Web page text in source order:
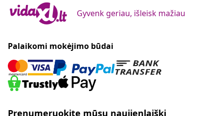
Gyvenk geriau, išleisk mažiau
Palaikomi mokėjimo būdai
Prenumeruokite mūsų naujienlaiškį